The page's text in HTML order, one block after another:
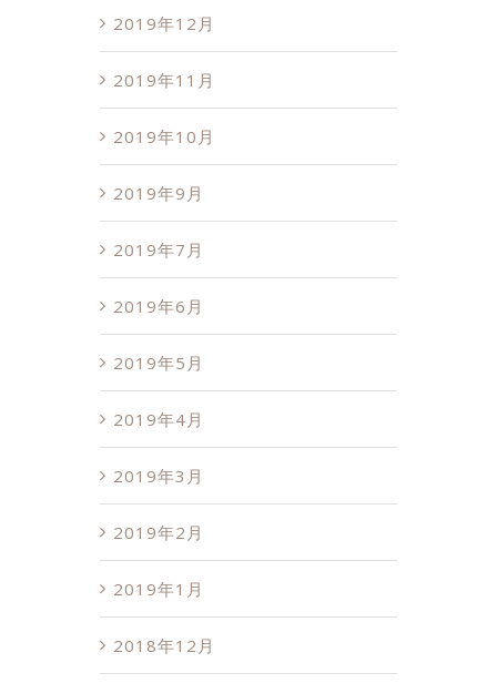
2019年12月
2019年11月
2019年10月
2019年9月
2019年7月
2019年6月
2019年5月
2019年4月
2019年3月
2019年2月
2019年1月
2018年12月